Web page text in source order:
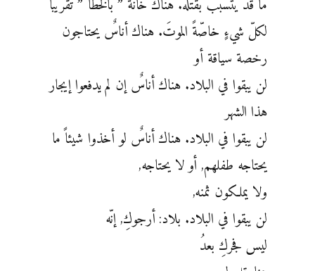
ما قد يتسبّبُ بقتله. هناك خانة ” بالخطأً ” تقريباً
لكلّ شيءٍ خاصّةً الموتَ. هناك أناسٌ يحتاجون
رخصة سياقة أو
لن يبقوا في البلاد. هناك أناسٌ إن لم يدفعوا إيجار
هذا الشهر
لن يبقوا في البلاد. هناك أناسٌ لو أخذوا شيئاً ما
يحتاجه طفلهم, أو لا يحتاجه,
ولا يملكون ثمنه,
لن يبقوا في البلاد. بلاد: أرجوكِ, إنّه
ليس فجركِ بعدُ